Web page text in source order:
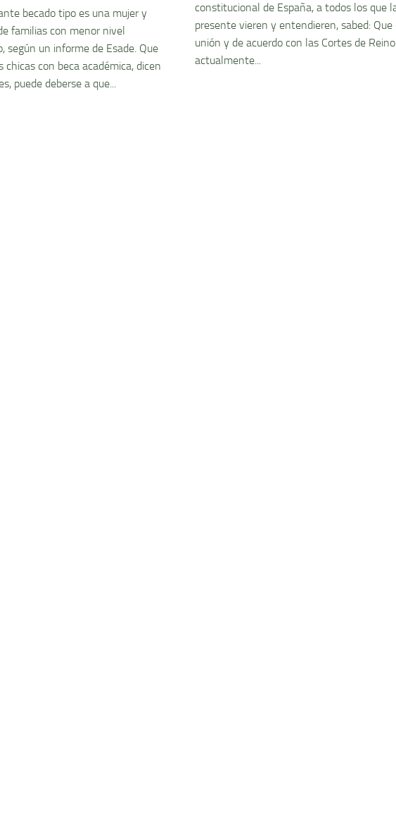
becado tipo es una mujer y
familias con menor nivel
según un informe de Esade. Que
chicas con beca académica, dicen
puede deberse a que...
constitucional de España, a todos los que
presente vieren y entendieren, sabed: Que
unión y de acuerdo con las Cortes de Reino
actualmente...